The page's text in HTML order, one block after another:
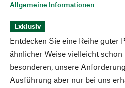
Allgemeine Informationen
Exklusiv
Entdecken Sie eine Reihe guter
ähnlicher Weise vielleicht
besonderen, unsere
Ausführung aber nur bei uns